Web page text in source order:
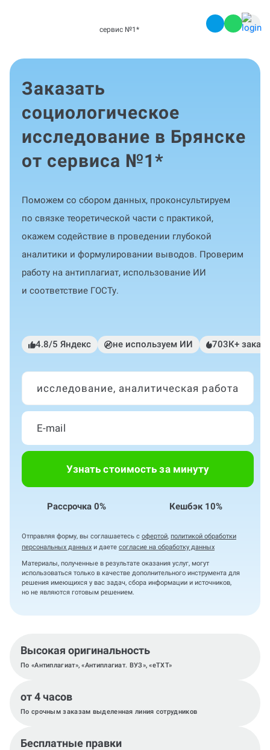
сервис №1 *
Заказать
cоциологическое
исследование в Брянске
от сервиса №1*
Поможем со сбором данных, проконсультируем
по связке теоретической части с практикой,
окажем содействие в проведении глубокой
аналитики и формулировании выводов. Проверим
работу на антиплагиат, использование ИИ
и соответствие ГОСТу.
4.8/5 Яндекс не используем ИИ 703К+
исследование, аналитическая работа
Узнать стоимость за минуту
Рассрочка 0% Кешбэк 10%
Отправляя форму, вы соглашаетесь с офертой, политикой обработки
персональных данных и даете согласие на обработку данных
Материалы, полученные в результате оказания услуг, могут
использоваться только в качестве дополнительного инструмента для
решения имеющихся у вас задач, сбора информации и источников,
но не являются готовым решением.
Высокая оригинальность
По «Антиплагиат», «Антиплагиат. ВУЗ», «eTXT»
от 4 часов
По срочным заказам выделенная линия сотрудников
Бесплатные правки